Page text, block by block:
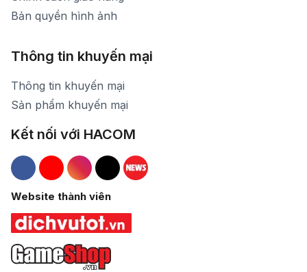
Bản quyền hình ảnh
Thông tin khuyến mại
Thông tin khuyến mại
Sản phẩm khuyến mại
Kết nối với HACOM
Hacom Facebook
Hacom YouTube
Hacom Instagram
Hacom TikTok
Website thành viên